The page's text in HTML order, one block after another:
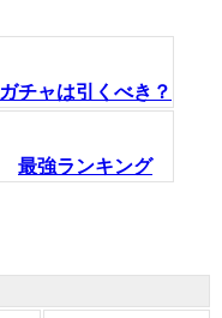
ガチャは引くべき？
最強ランキング